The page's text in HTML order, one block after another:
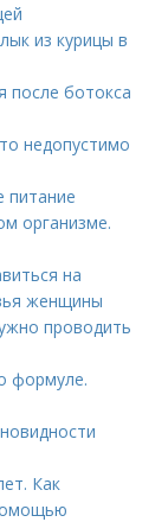
из курицы в
после ботокса
недопустимо
питание
организме.
на
женщины
проводить
формуле.
Как